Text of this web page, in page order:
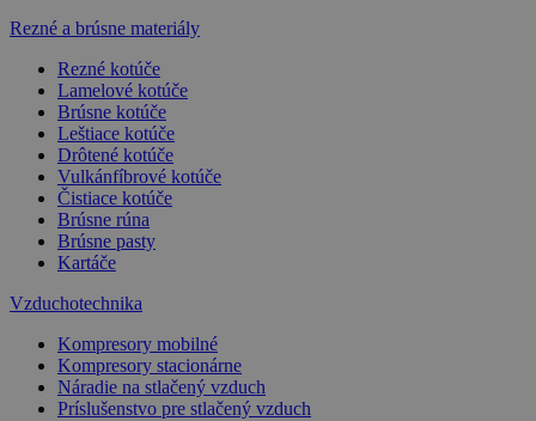
Rezné a brúsne materiály
Rezné kotúče
Lamelové kotúče
Brúsne kotúče
Leštiace kotúče
Drôtené kotúče
Vulkánfíbrové kotúče
Čistiace kotúče
Brúsne rúna
Brúsne pasty
Kartáče
Vzduchotechnika
Kompresory mobilné
Kompresory stacionárne
Náradie na stlačený vzduch
Príslušenstvo pre stlačený vzduch